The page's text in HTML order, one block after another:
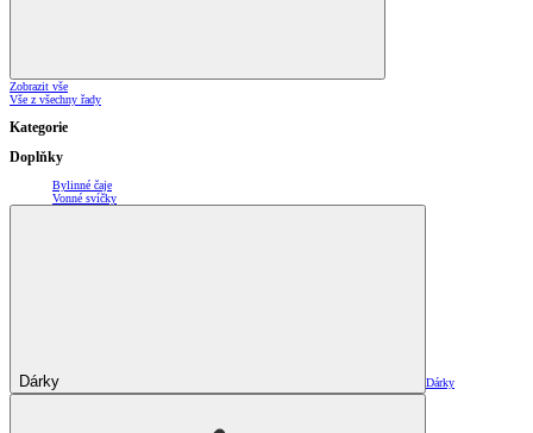
Zobrazit vše
Vše z všechny řady
Kategorie
Doplňky
Bylinné čaje
Vonné svíčky
Dárky Dárky